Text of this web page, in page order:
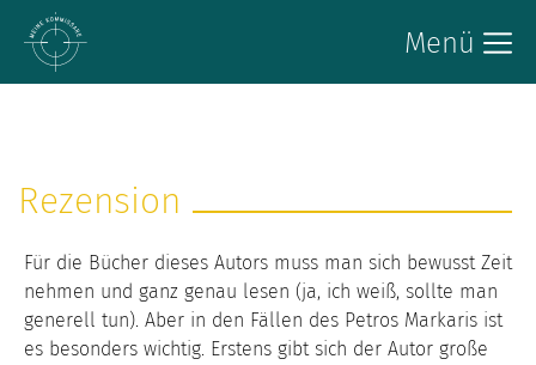
Menü
Rezension
Für die Bücher dieses Autors muss man sich bewusst Zeit
nehmen und ganz genau lesen (ja, ich weiß, sollte man
generell tun). Aber in den Fällen des Petros Markaris ist
es besonders wichtig. Erstens gibt sich der Autor große